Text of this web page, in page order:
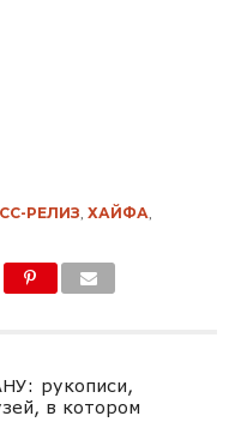
РЕЛИЗ ХАЙФА
рукописи,
в котором